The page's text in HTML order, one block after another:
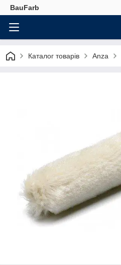
BauFarb
Каталог товарів Anza